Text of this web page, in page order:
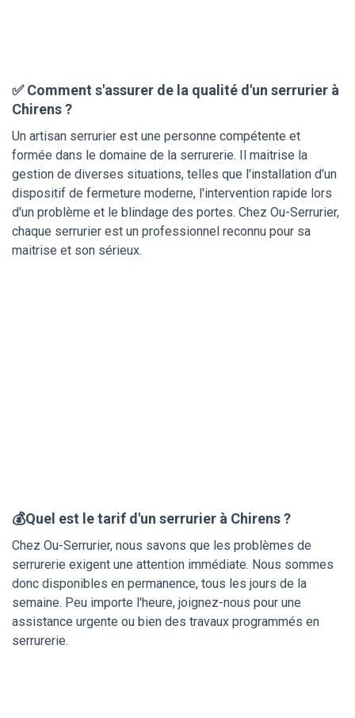
✅ Comment s'assurer de la qualité d'un serrurier à
Chirens ?
Un artisan serrurier est une personne compétente et
formée dans le domaine de la serrurerie. Il maitrise la
gestion de diverses situations, telles que l'installation d'un
dispositif de fermeture moderne, l'intervention rapide lors
d'un problème et le blindage des portes. Chez Ou-Serrurier,
chaque serrurier est un professionnel reconnu pour sa
maitrise et son sérieux.
💰Quel est le tarif d'un serrurier à Chirens ?
Chez Ou-Serrurier, nous savons que les problèmes de
serrurerie exigent une attention immédiate. Nous sommes
donc disponibles en permanence, tous les jours de la
semaine. Peu importe l'heure, joignez-nous pour une
assistance urgente ou bien des travaux programmés en
serrurerie.